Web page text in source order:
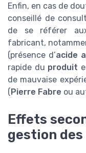
Enfin, en cas de
conseillé de
de se référer
fabricant,
(présence d’acide
rapide du produit
de mauvaise
(Pierre Fabre ou
Effets
gestion